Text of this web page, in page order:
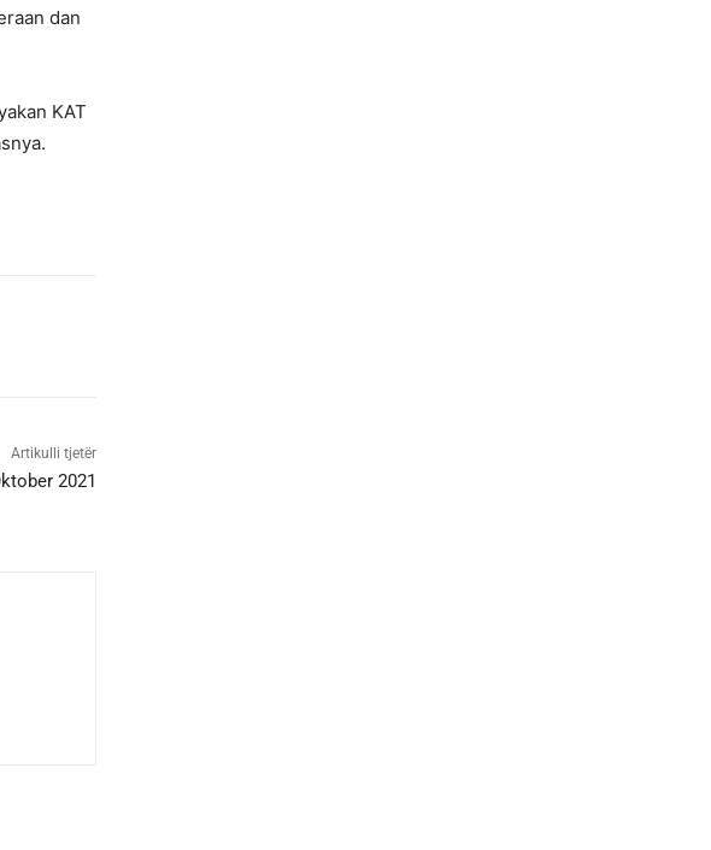
dan
KAT
Artikulli tjetër
2021